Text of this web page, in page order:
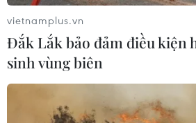
vietnamplus.vn
Đắk Lắk bảo đảm điều kiện
sinh vùng biên